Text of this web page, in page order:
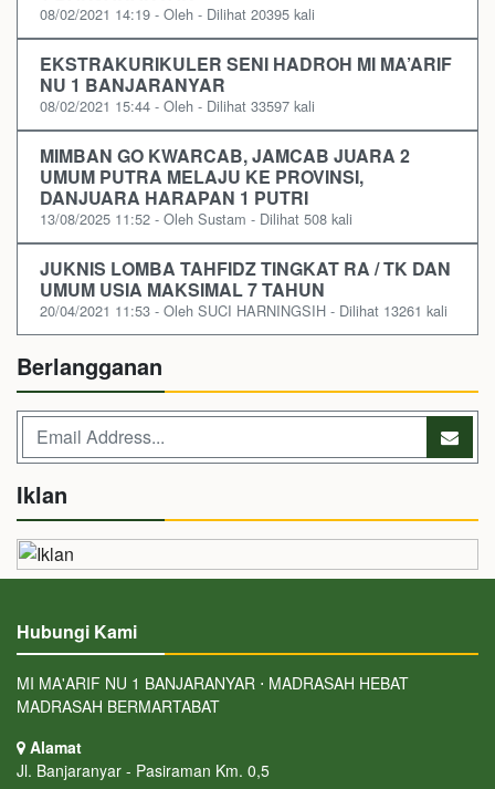
08/02/2021 14:19 - Oleh - Dilihat 20395 kali
EKSTRAKURIKULER SENI HADROH MI MA’ARIF
NU 1 BANJARANYAR
08/02/2021 15:44 - Oleh - Dilihat 33597 kali
MIMBAN GO KWARCAB, JAMCAB JUARA 2
UMUM PUTRA MELAJU KE PROVINSI,
DANJUARA HARAPAN 1 PUTRI
13/08/2025 11:52 - Oleh Sustam - Dilihat 508 kali
JUKNIS LOMBA TAHFIDZ TINGKAT RA / TK DAN
UMUM USIA MAKSIMAL 7 TAHUN
20/04/2021 11:53 - Oleh SUCI HARNINGSIH - Dilihat 13261 kali
Berlangganan
Iklan
Hubungi Kami
MI MA'ARIF NU 1 BANJARANYAR ⋅ MADRASAH HEBAT
MADRASAH BERMARTABAT
Alamat
Jl. Banjaranyar - Pasiraman Km. 0,5